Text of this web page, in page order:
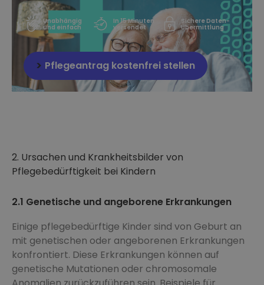
Unabhängig
und einfach
In 15 Minuten
versendet
Sichere Daten-
Übermittlung
Pflegeantrag kostenfrei stellen
2. Ursachen und Krankheitsbilder von
Pflegebedürftigkeit bei Kindern
2.1 Genetische und angeborene Erkrankungen
Einige pflegebedürftige Kinder sind von Geburt an
mit genetischen oder angeborenen Erkrankungen
konfrontiert. Diese Erkrankungen können auf
genetische Mutationen oder chromosomale